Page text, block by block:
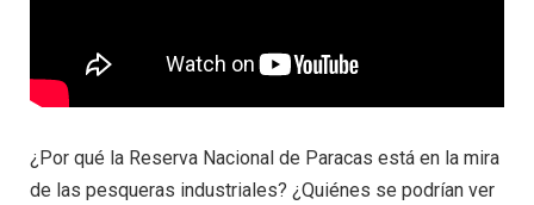
¿Por qué la Reserva Nacional de Paracas está en la mira
de las pesqueras industriales? ¿Quiénes se podrían ver